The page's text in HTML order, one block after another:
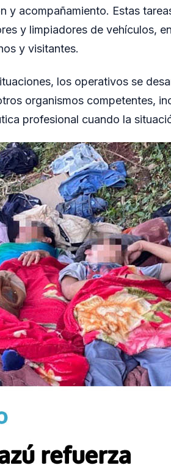
y acompañamiento. Estas
y limpiadores de vehículos,
y visitantes.
los operativos se
organismos competentes,
profesional cuando la